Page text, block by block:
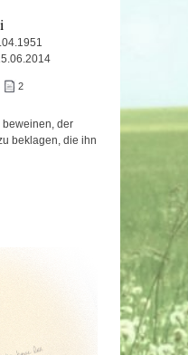
2
der
beklagen, die ihn